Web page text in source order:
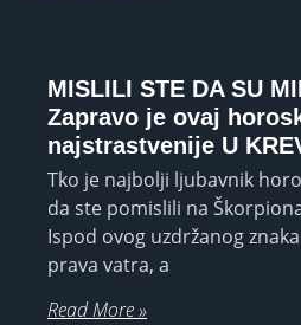
MISLILI STE DA SU
Zapravo je ovaj
najstrastvenije U
Tko je najbolji ljubavnik
da ste pomislili na
Ispod ovog uzdržanog
prava vatra, a
Read More »